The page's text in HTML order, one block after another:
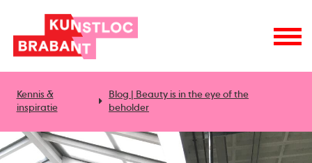
Kennis &
inspiratie
Blog | Beauty is in the eye of the
beholder